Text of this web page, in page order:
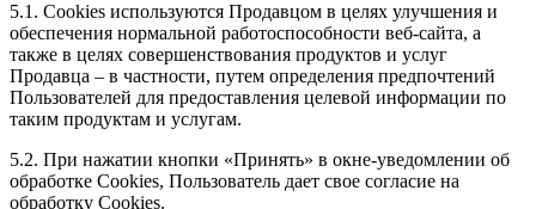
5.1. Сookies используются Продавцом в целях улучшения и
обеспечения нормальной работоспособности веб-сайта, а
также в целях совершенствования продуктов и услуг
Продавца – в частности, путем определения предпочтений
Пользователей для предоставления целевой информации по
таким продуктам и услугам.
5.2. При нажатии кнопки «Принять» в окне-уведомлении об
обработке Cookies, Пользователь дает свое согласие на
обработку Сookies.